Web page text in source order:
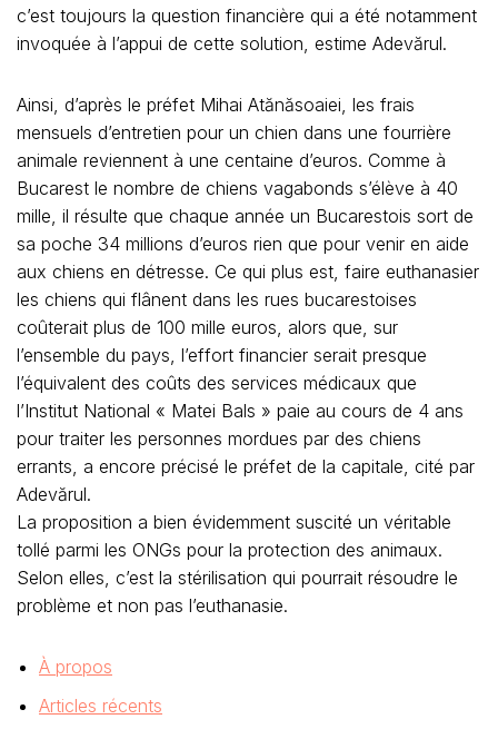
c’est toujours la question financière qui a été notamment
invoquée à l’appui de cette solution, estime Adevărul.
Ainsi, d’après le préfet Mihai Atănăsoaiei, les frais
mensuels d’entretien pour un chien dans une fourrière
animale reviennent à une centaine d’euros. Comme à
Bucarest le nombre de chiens vagabonds s’élève à 40
mille, il résulte que chaque année un Bucarestois sort de
sa poche 34 millions d’euros rien que pour venir en aide
aux chiens en détresse. Ce qui plus est, faire euthanasier
les chiens qui flânent dans les rues bucarestoises
coûterait plus de 100 mille euros, alors que, sur
l’ensemble du pays, l’effort financier serait presque
l’équivalent des coûts des services médicaux que
l’Institut National « Matei Bals » paie au cours de 4 ans
pour traiter les personnes mordues par des chiens
errants, a encore précisé le préfet de la capitale, cité par
Adevărul.
La proposition a bien évidemment suscité un véritable
tollé parmi les ONGs pour la protection des animaux.
Selon elles, c’est la stérilisation qui pourrait résoudre le
problème et non pas l’euthanasie.
À propos
Articles récents